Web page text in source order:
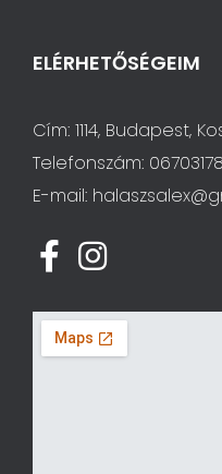
ELÉRHETŐSÉGEIM
Cím: 1114, Budapest,
Telefonszám:
E-mail: